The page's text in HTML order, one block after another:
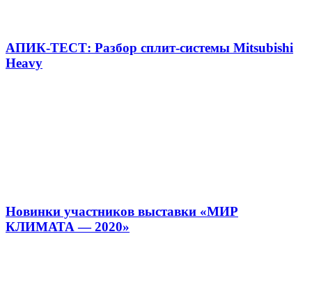
АПИК-ТЕСТ: Разбор сплит-системы Mitsubishi
Heavy
Новинки участников выставки «МИР
КЛИМАТА — 2020»